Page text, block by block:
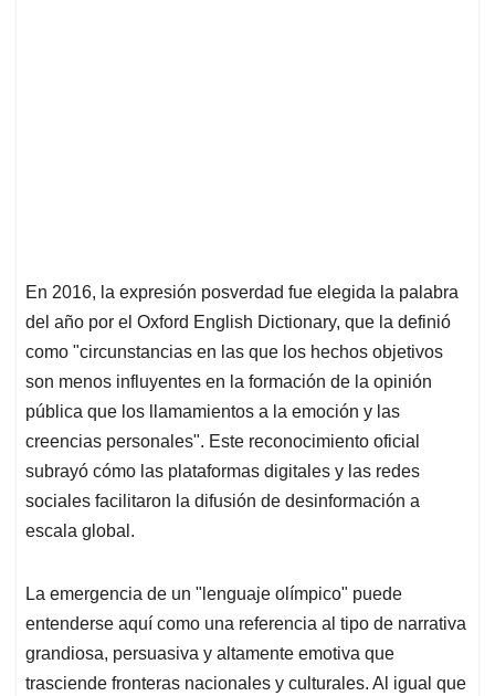
En 2016, la expresión posverdad fue elegida la palabra
del año por el Oxford English Dictionary, que la definió
como "circunstancias en las que los hechos objetivos
son menos influyentes en la formación de la opinión
pública que los llamamientos a la emoción y las
creencias personales". Este reconocimiento oficial
subrayó cómo las plataformas digitales y las redes
sociales facilitaron la difusión de desinformación a
escala global.
La emergencia de un "lenguaje olímpico" puede
entenderse aquí como una referencia al tipo de narrativa
grandiosa, persuasiva y altamente emotiva que
trasciende fronteras nacionales y culturales. Al igual que